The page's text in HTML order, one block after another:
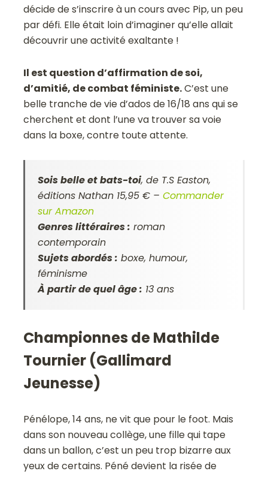
décide de s’inscrire à un cours avec Pip, un peu
par défi. Elle était loin d’imaginer qu’elle allait
découvrir une activité exaltante !
Il est question d’affirmation de soi,
d’amitié, de combat féministe.C’est une
belle tranche de vie d’ados de 16/18 ans qui se
cherchent et dont l’une va trouver sa voie
dans la boxe, contre toute attente.
Sois belle et bats-toi, de T.S Easton,
éditions Nathan 15,95 € –Commander
sur Amazon
Genres littéraires : roman
contemporain
Sujets abordés : boxe, humour,
féminisme
À partir de quel âge : 13 ans
Championnes de Mathilde
Tournier (Gallimard
Jeunesse)
Pénélope, 14 ans, ne vit que pour le foot. Mais
dans son nouveau collège, une fille qui tape
dans un ballon, c’est un peu trop bizarre aux
yeux de certains. Péné devient la risée de